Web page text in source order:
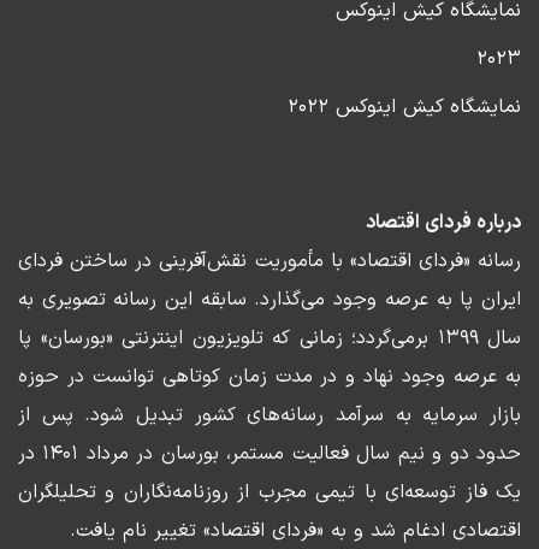
نمایشگاه کیش اینوکس
۲۰۲۳
نمایشگاه کیش اینوکس ۲۰۲۲
درباره فردای اقتصاد
رسانه «فردای اقتصاد» با مأموریت نقش‌آفرینی در ساختن فردای
ایران پا به عرصه وجود می‌گذارد. سابقه این رسانه تصویری به
سال ۱۳۹۹ برمی‌گردد؛ زمانی که تلویزیون اینترنتی «بورسان» پا
به عرصه وجود نهاد و در مدت زمان کوتاهی توانست در حوزه
بازار سرمایه به سرآمد رسانه‌های کشور تبدیل شود. پس از
حدود دو و نیم سال فعالیت مستمر، بورسان در مرداد ۱۴۰۱ در
یک فاز توسعه‌ای با تیمی مجرب از روزنامه‌نگاران و تحلیلگران
اقتصادی ادغام شد و به «فردای اقتصاد» تغییر نام یافت.